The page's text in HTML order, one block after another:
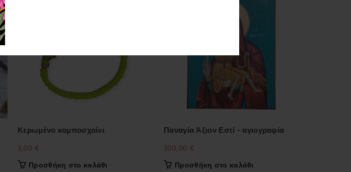
Κερωμένο κομποσχοίνι.
3,00 €
Προσθήκη στο καλάθι
Παναγία Άξιον Εστί – αγιογραφία
300,00 €
Προσθήκη στο καλάθι